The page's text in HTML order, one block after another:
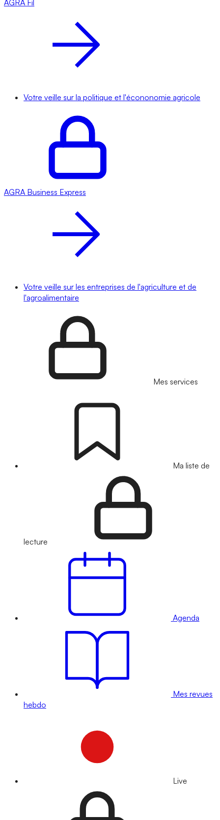
AGRA Fil
Votre veille sur la politique et l'écononomie agricole
AGRA Business Express
Votre veille sur les entreprises de l'agriculture et de
l'agroalimentaire
Mes services
Ma liste de
lecture
Agenda
Mes revues
hebdo
Live